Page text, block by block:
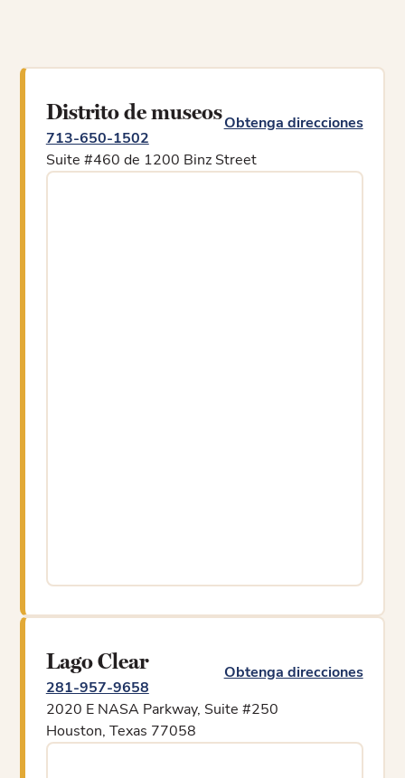
Distrito de museos
713-650-1502
Obtenga direcciones
Suite #460 de 1200 Binz Street
Lago Clear
281-957-9658
Obtenga direcciones
2020 E NASA Parkway, Suite #250
Houston, Texas 77058